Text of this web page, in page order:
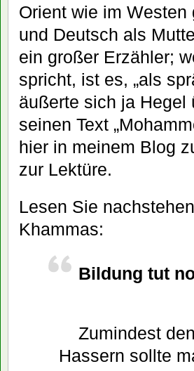
Orient wie im
und Deutsch als
ein großer Erzähler;
spricht, ist es, „als
äußerte sich ja Hegel
seinen Text
hier in meinem Blog
zur Lektüre.
Lesen Sie
Khammas:
Bildung tut
Zumindest
Hassern sollte